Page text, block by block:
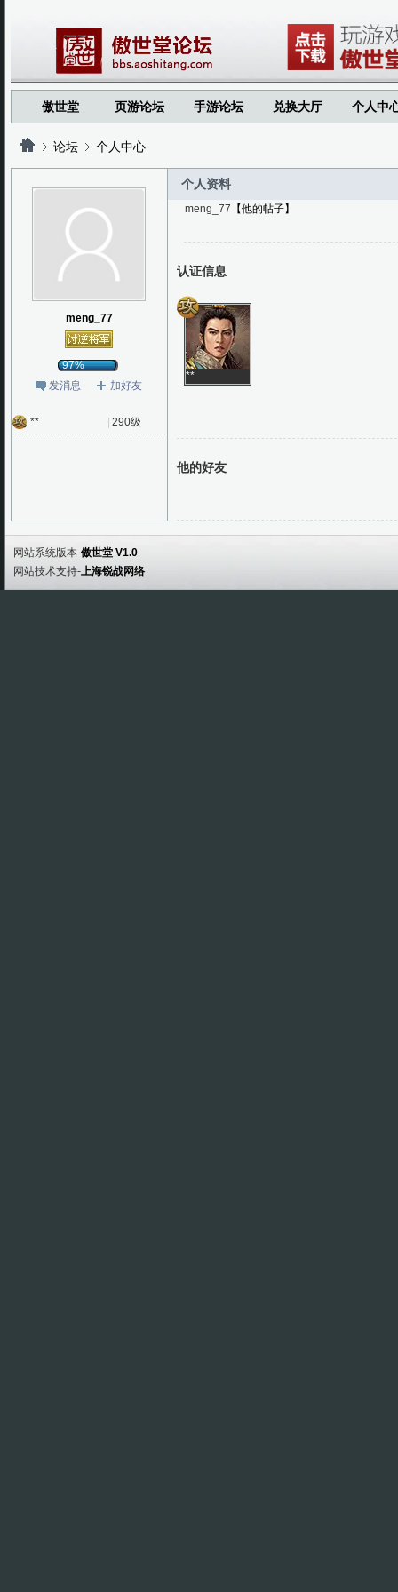
傲世堂 页游论坛 手游论坛 兑换大厅 个人中
论坛 个人中心
meng_77
97%
发消息
加好友
** 290级
个人资料
meng_77 【他的帖子】
认证信息
**
他的好友
网站系统版本-傲世堂 V1.0
网站技术支持-上海锐战网络